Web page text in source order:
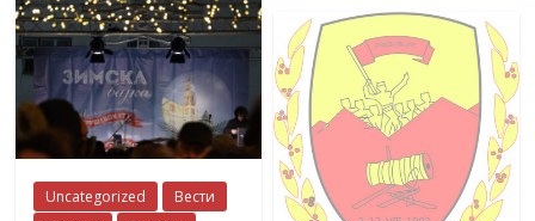
Uncategorized
Вести